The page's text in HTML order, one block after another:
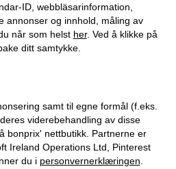
ID, webbläsarinformation,
annonser og innhold, måling av
når som helst her. Ved å klikke på
ditt samtykke.
samt til egne formål (f.eks.
viderebehandling av disse
bonprix' nettbutikk. Partnerne er
Ireland Operations Ltd, Pinterest
du i personvernerklæringen